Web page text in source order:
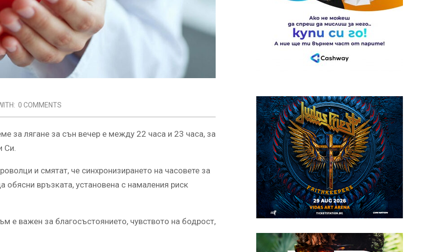
0 COMMENTS
за лягане за сън вечер е между 22 часа и 23 часа, за
Си.
и смятат, че синхронизирането на часовете за
връзката, установена с намаления риск
е важен за благосъстоянието, чувството на бодрост,